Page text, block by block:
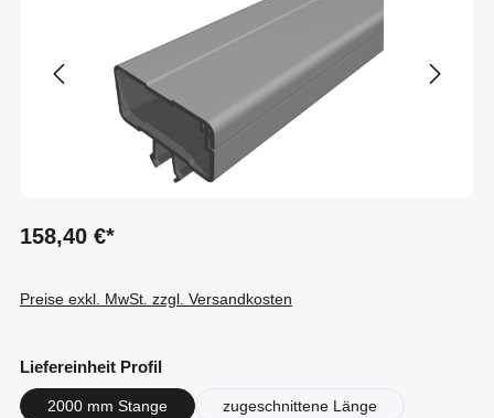
158,40 €*
Preise exkl. MwSt. zzgl. Versandkosten
Liefereinheit Profilauswählen
2000 mm Stange zugeschnittene Länge